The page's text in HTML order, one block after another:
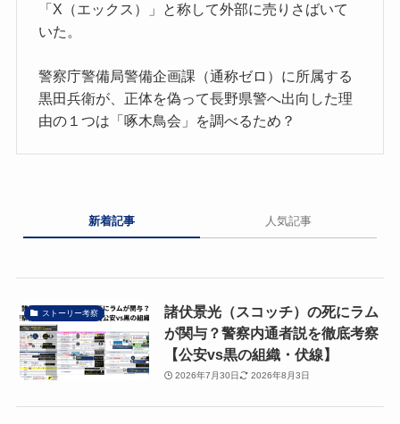
「X（エックス）」と称して外部に売りさばいて
いた。
警察庁警備局警備企画課（通称ゼロ）に所属する
黒田兵衛が、正体を偽って長野県警へ出向した理
由の１つは「啄木鳥会」を調べるため？
新着記事 人気記事
ストーリー考察
諸伏景光（スコッチ）の死にラム
が関与？警察内通者説を徹底考察
【公安vs黒の組織・伏線】
2026年7月30日 2026年8月3日